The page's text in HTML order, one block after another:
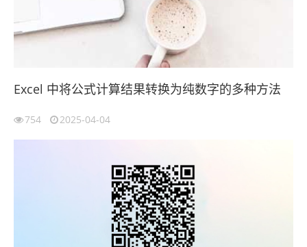
Excel 中将公式计算结果转换为纯数字的多种方法
754 2025-04-04